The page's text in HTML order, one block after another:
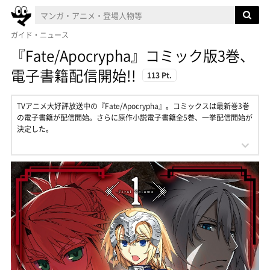
ガイド・ニュース
『Fate/Apocrypha』コミック版3巻、
電子書籍配信開始!!
113 Pt.
TVアニメ大好評放送中の『Fate/Apocrypha』。コミックスは最新巻3巻
の電子書籍が配信開始。さらに原作小説電子書籍全5巻、一挙配信開始が
決定した。